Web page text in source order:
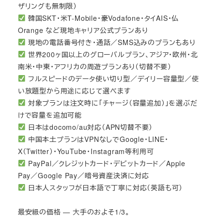
ザリングも無制限）
韓国SKT・米T-Mobile・豪Vodafone・タイAIS・仏
Orange など現地キャリア公式プランあり
現地の電話番号付き・通話／SMS込みのプランもあり
世界200ヶ国以上のグローバルプラン、アジア・欧州・北
南米・中東・アフリカの周遊プランあり（切替不要）
フルスピードのデータ使い切り型／デイリー容量型／使
い放題型から用途に応じて選べます
対象プランは注文時に「チャージ（容量追加）」を選ぶだ
けで容量を追加可能
日本はdocomo/au対応（APN切替不要）
中国本土プランはVPNなしでGoogle・LINE・
X（Twitter）・YouTube・Instagram等利用可
PayPal／クレジットカード・デビットカード／Apple
Pay／Google Pay／暗号資産決済に対応
日本人スタッフが日本語で丁寧に対応（英語も可）
最安級の価格 — 大手のおよそ1/3。